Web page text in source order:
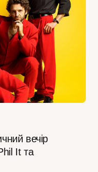
вечір
It та